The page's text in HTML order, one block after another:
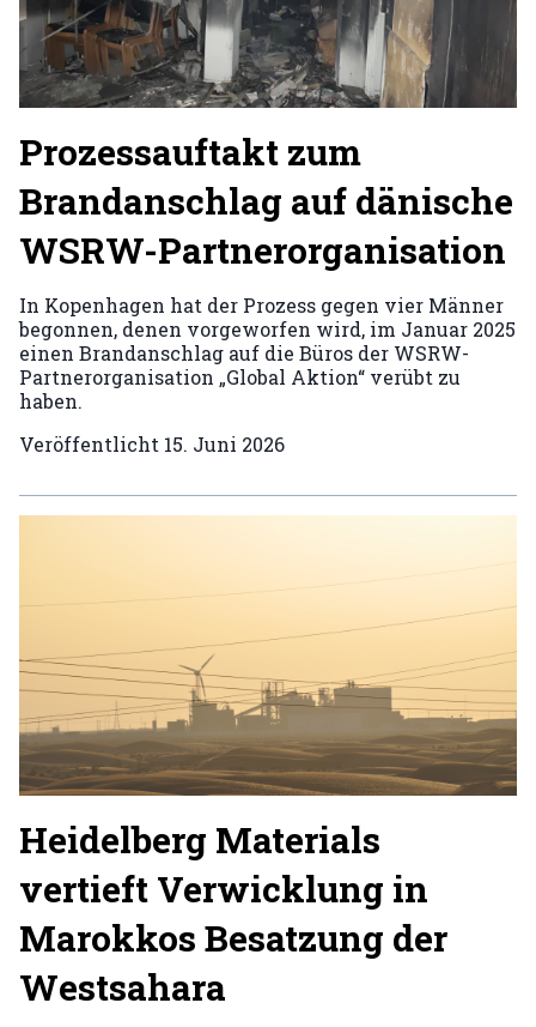
Prozessauftakt zum
Brandanschlag auf dänische
WSRW-Partnerorganisation
In Kopenhagen hat der Prozess gegen vier Männer
begonnen, denen vorgeworfen wird, im Januar 2025
einen Brandanschlag auf die Büros der WSRW-
Partnerorganisation „Global Aktion“ verübt zu
haben.
Veröffentlicht 15. Juni 2026
Heidelberg Materials
vertieft Verwicklung in
Marokkos Besatzung der
Westsahara